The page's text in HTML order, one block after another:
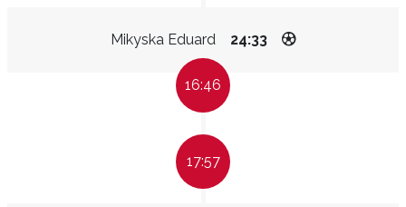
Mikyska Eduard 24:33
16:46
17:57